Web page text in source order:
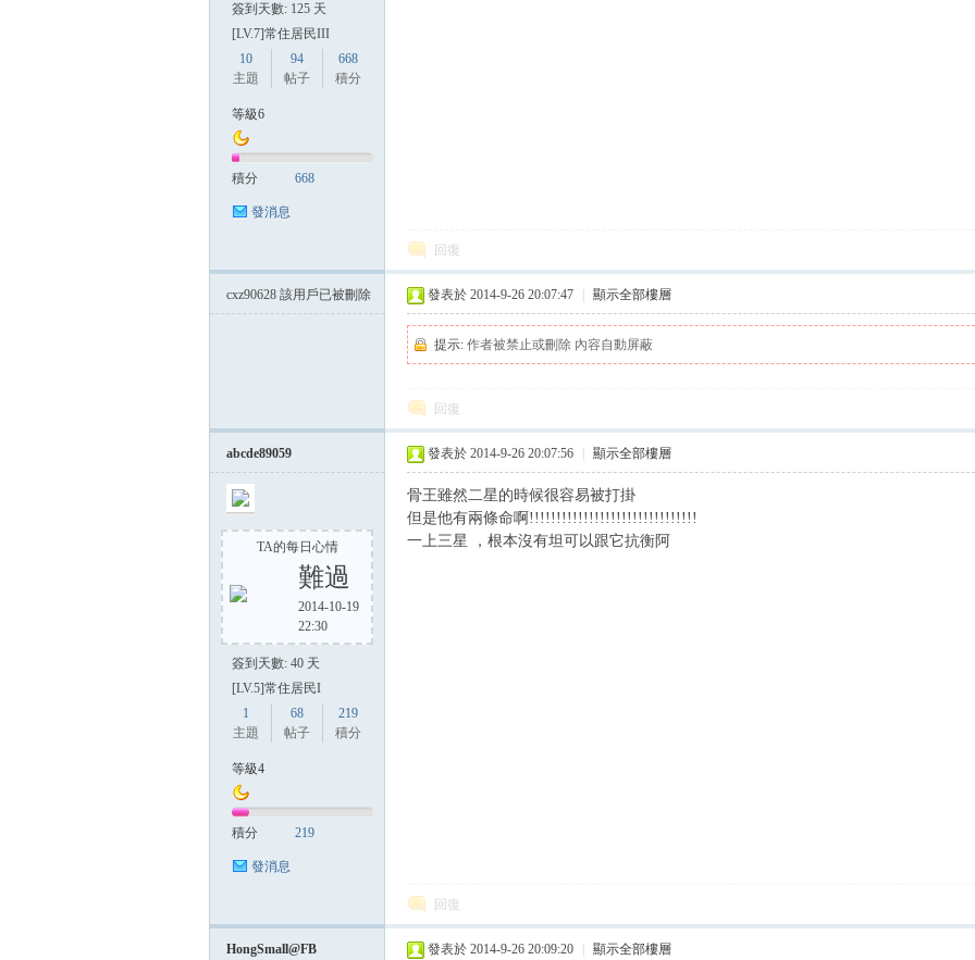
簽到天數: 125 天
[LV.7]常住居民III
10
主題
94
帖子
668
積分
等級6
積分 668
發消息
回復
cxz90628 該用戶已被刪除 發表於 2014-9-26 20:07:47 顯示全部樓層
提示: 作者被禁止或刪除 內容自動屏蔽
回復
abcde89059
TA的每日心情
難過
2014-10-19
22:30
簽到天數: 40 天
[LV.5]常住居民I
1
主題
68
帖子
219
積分
等級4
積分 219
發消息
發表於 2014-9-26 20:07:56 顯示全部樓層
骨王雖然二星的時候很容易被打掛
但是他有兩條命啊!!!!!!!!!!!!!!!!!!!!!!!!!!!!!!!
一上三星 ，根本沒有坦可以跟它抗衡阿
回復
HongSmall@FB 發表於 2014-9-26 20:09:20 顯示全部樓層